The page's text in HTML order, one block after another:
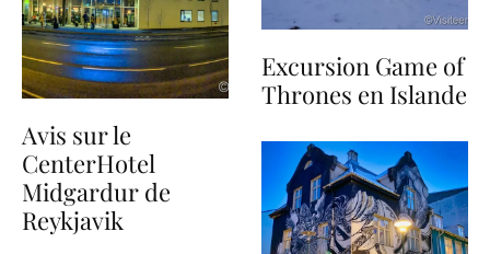
Avis sur le
CenterHotel
Midgardur de
Reykjavik
Excursion Game of
Thrones en Islande